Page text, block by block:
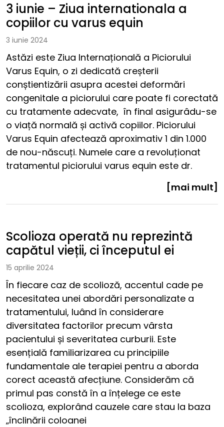
3 iunie – Ziua internationala a
copiilor cu varus equin
3 iunie 2024
Astăzi este Ziua Internațională a Piciorului
Varus Equin, o zi dedicată creșterii
conștientizării asupra acestei deformări
congenitale a piciorului care poate fi corectată
cu tratamente adecvate, în final asigurâdu-se
o viață normală și activă copiilor. Piciorului
Varus Equin afectează aproximativ 1 din 1.000
de nou-născuți. Numele care a revoluționat
tratamentul piciorului varus equin este dr.
[mai mult]
Scolioza operată nu reprezintă
capătul vieții, ci începutul ei
15 aprilie 2024
În fiecare caz de scolioză, accentul cade pe
necesitatea unei abordări personalizate a
tratamentului, luând în considerare
diversitatea factorilor precum vârsta
pacientului și severitatea curburii. Este
esențială familiarizarea cu principiile
fundamentale ale terapiei pentru a aborda
corect această afecțiune. Considerăm că
primul pas constă în a înțelege ce este
scolioza, explorând cauzele care stau la baza
„înclinării coloanei